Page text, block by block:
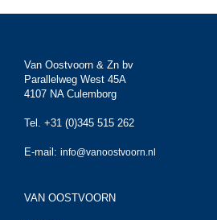
Van Oostvoorn & Zn bv
Parallelweg West 45A
4107 NA Culemborg
Tel. +31 (0)345 515 262
E-mail: info@vanoostvoorn.nl
VAN OOSTVOORN